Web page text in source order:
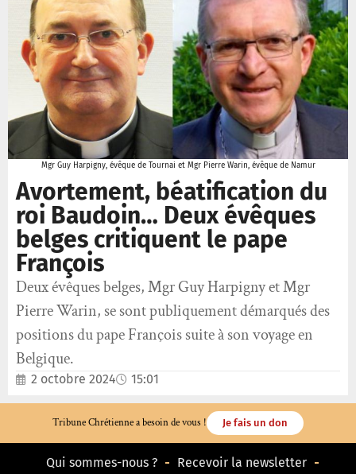
Mgr Guy Harpigny, évêque de Tournai et Mgr Pierre Warin, évêque de Namur
Avortement, béatification du
roi Baudoin… Deux évêques
belges critiquent le pape
François
Deux évêques belges, Mgr Guy Harpigny et Mgr
Pierre Warin, se sont publiquement démarqués des
positions du pape François suite à son voyage en
Belgique.
2 octobre 2024 15:01
Tribune Chrétienne a besoin de vous ! Je fais un don
Qui sommes-nous ? Recevoir la newsletter